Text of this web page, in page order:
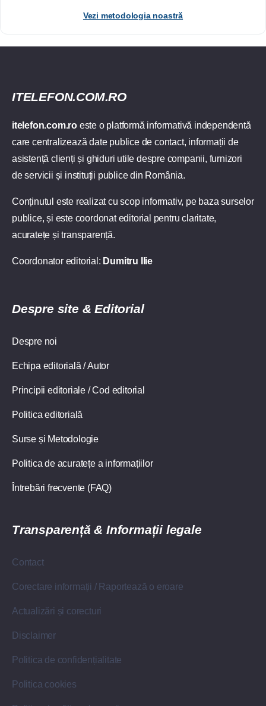
Vezi metodologia noastră
ITELEFON.COM.RO
itelefon.com.ro este o platformă informativă independentă
care centralizează date publice de contact, informații de
asistență clienți și ghiduri utile despre companii, furnizori
de servicii și instituții publice din România.
Conținutul este realizat cu scop informativ, pe baza surselor
publice, și este coordonat editorial pentru claritate,
acuratețe și transparență.
Coordonator editorial: Dumitru Ilie
Despre site & Editorial
Despre noi
Echipa editorială / Autor
Principii editoriale / Cod editorial
Politica editorială
Surse și Metodologie
Politica de acuratețe a informațiilor
Întrebări frecvente (FAQ)
Transparență & Informații legale
Contact
Corectare informații / Raportează o eroare
Actualizări și corecturi
Disclaimer
Politica de confidențialitate
Politica cookies